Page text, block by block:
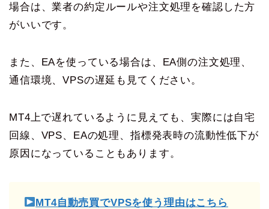
場合は、業者の約定ルールや注文処理を確認した方
がいいです。
また、EAを使っている場合は、EA側の注文処理、
通信環境、VPSの遅延も見てください。
MT4上で遅れているように見えても、実際には自宅
回線、VPS、EAの処理、指標発表時の流動性低下が
原因になっていることもあります。
MT4自動売買でVPSを使う理由はこちら